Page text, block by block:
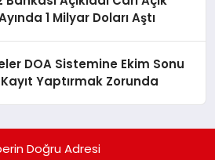
1 Milyar Doları Aştı
DOA Sistemine Ekim Sonu
Yaptırmak Zorunda
Doğru Adresi